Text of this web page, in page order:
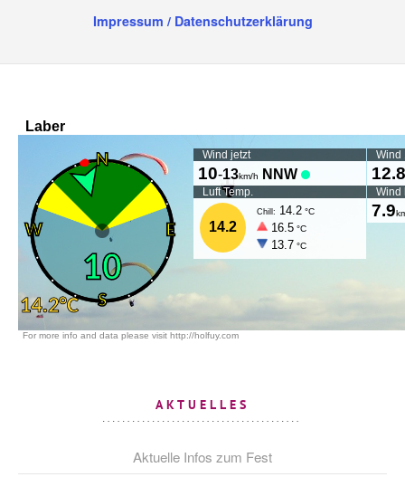
Impressum / Datenschutzerklärung
AKTUELLES
Aktuelle Infos zum Fest